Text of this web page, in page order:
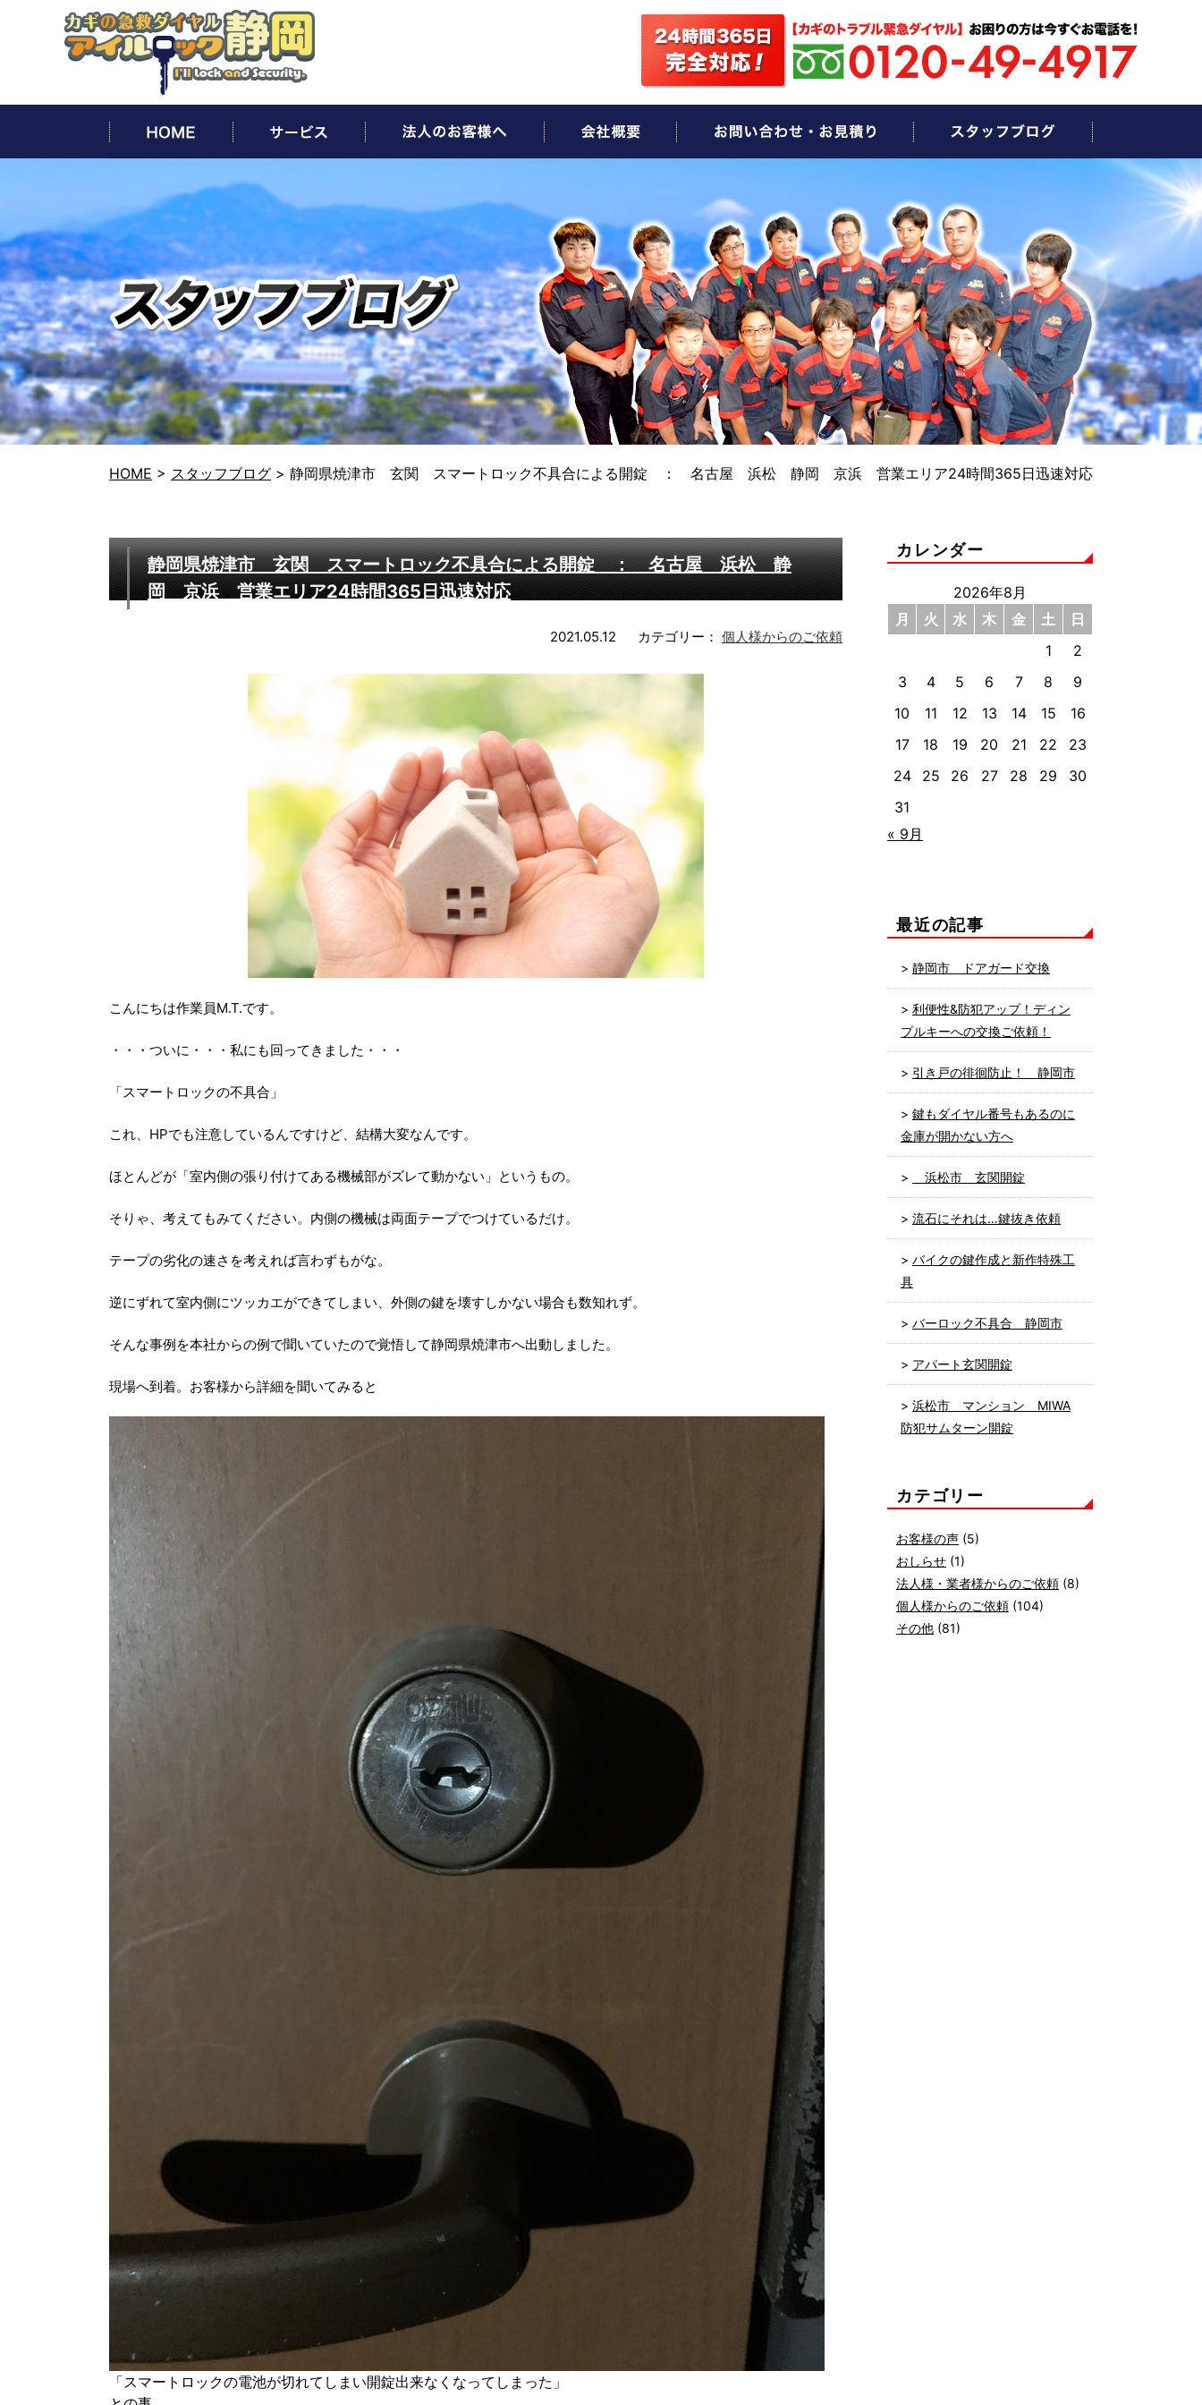
HOME > スタッフブログ > 静岡県焼津市 玄関 スマートロック不具合による開錠 ： 名古屋 浜松 静岡 京浜 営業エリア24時間365日迅速対応
静岡県焼津市 玄関 スマートロック不具合による開錠 ： 名古屋 浜松 静
岡 京浜 営業エリア24時間365日迅速対応
2021.05.12 カテゴリー： 個人様からのご依頼
こんにちは作業員M.T.です。
・・・ついに・・・私にも回ってきました・・・
「スマートロックの不具合」
これ、HPでも注意しているんですけど、結構大変なんです。
ほとんどが「室内側の張り付けてある機械部がズレて動かない」というもの。
そりゃ、考えてもみてください。内側の機械は両面テープでつけているだけ。
テープの劣化の速さを考えれば言わずもがな。
逆にずれて室内側にツッカエができてしまい、外側の鍵を壊すしかない場合も数知れず。
そんな事例を本社からの例で聞いていたので覚悟して静岡県焼津市へ出動しました。
現場へ到着。お客様から詳細を聞いてみると
「スマートロックの電池が切れてしまい開錠出来なくなってしまった」
カレンダー
2026年8月
月
火 水 木 金 土
日
1
2
3
4 5 6 7 8
9
10
11 12 13 14 15
16
17
18 19 20 21 22
23
24
25 26 27 28 29
30
31
« 9月
最近の記事
静岡市 ドアガード交換
利便性&防犯アップ！ディン
プルキーへの交換ご依頼！
引き戸の徘徊防止！ 静岡市
鍵もダイヤル番号もあるのに
金庫が開かない方へ
浜松市 玄関開錠
流石にそれは…鍵抜き依頼
バイクの鍵作成と新作特殊工
具
バーロック不具合 静岡市
アパート玄関開錠
浜松市 マンション MIWA
防犯サムターン開錠
カテゴリー
お客様の声 (5)
おしらせ (1)
法人様・業者様からのご依頼 (8)
個人様からのご依頼 (104)
その他 (81)